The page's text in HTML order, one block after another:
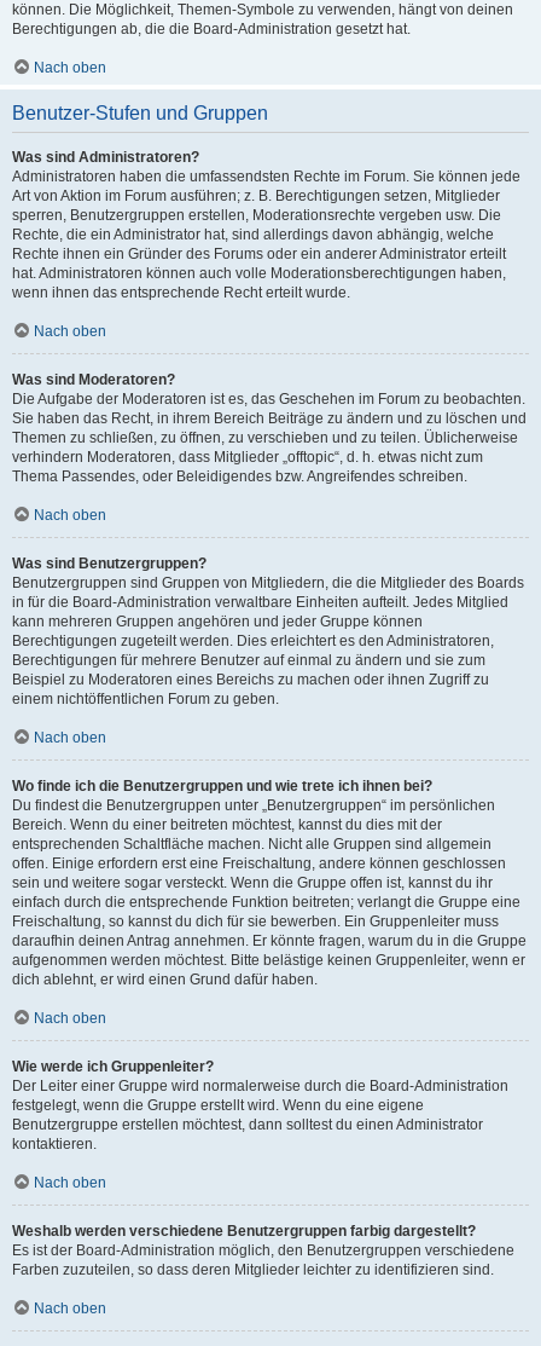
können. Die Möglichkeit, Themen-Symbole zu verwenden, hängt von deinen
Berechtigungen ab, die die Board-Administration gesetzt hat.
Nach oben
Benutzer-Stufen und Gruppen
Was sind Administratoren?
Administratoren haben die umfassendsten Rechte im Forum. Sie können jede
Art von Aktion im Forum ausführen; z. B. Berechtigungen setzen, Mitglieder
sperren, Benutzergruppen erstellen, Moderationsrechte vergeben usw. Die
Rechte, die ein Administrator hat, sind allerdings davon abhängig, welche
Rechte ihnen ein Gründer des Forums oder ein anderer Administrator erteilt
hat. Administratoren können auch volle Moderationsberechtigungen haben,
wenn ihnen das entsprechende Recht erteilt wurde.
Nach oben
Was sind Moderatoren?
Die Aufgabe der Moderatoren ist es, das Geschehen im Forum zu beobachten.
Sie haben das Recht, in ihrem Bereich Beiträge zu ändern und zu löschen und
Themen zu schließen, zu öffnen, zu verschieben und zu teilen. Üblicherweise
verhindern Moderatoren, dass Mitglieder „offtopic“, d. h. etwas nicht zum
Thema Passendes, oder Beleidigendes bzw. Angreifendes schreiben.
Nach oben
Was sind Benutzergruppen?
Benutzergruppen sind Gruppen von Mitgliedern, die die Mitglieder des Boards
in für die Board-Administration verwaltbare Einheiten aufteilt. Jedes Mitglied
kann mehreren Gruppen angehören und jeder Gruppe können
Berechtigungen zugeteilt werden. Dies erleichtert es den Administratoren,
Berechtigungen für mehrere Benutzer auf einmal zu ändern und sie zum
Beispiel zu Moderatoren eines Bereichs zu machen oder ihnen Zugriff zu
einem nichtöffentlichen Forum zu geben.
Nach oben
Wo finde ich die Benutzergruppen und wie trete ich ihnen bei?
Du findest die Benutzergruppen unter „Benutzergruppen“ im persönlichen
Bereich. Wenn du einer beitreten möchtest, kannst du dies mit der
entsprechenden Schaltfläche machen. Nicht alle Gruppen sind allgemein
offen. Einige erfordern erst eine Freischaltung, andere können geschlossen
sein und weitere sogar versteckt. Wenn die Gruppe offen ist, kannst du ihr
einfach durch die entsprechende Funktion beitreten; verlangt die Gruppe eine
Freischaltung, so kannst du dich für sie bewerben. Ein Gruppenleiter muss
daraufhin deinen Antrag annehmen. Er könnte fragen, warum du in die Gruppe
aufgenommen werden möchtest. Bitte belästige keinen Gruppenleiter, wenn er
dich ablehnt, er wird einen Grund dafür haben.
Nach oben
Wie werde ich Gruppenleiter?
Der Leiter einer Gruppe wird normalerweise durch die Board-Administration
festgelegt, wenn die Gruppe erstellt wird. Wenn du eine eigene
Benutzergruppe erstellen möchtest, dann solltest du einen Administrator
kontaktieren.
Nach oben
Weshalb werden verschiedene Benutzergruppen farbig dargestellt?
Es ist der Board-Administration möglich, den Benutzergruppen verschiedene
Farben zuzuteilen, so dass deren Mitglieder leichter zu identifizieren sind.
Nach oben